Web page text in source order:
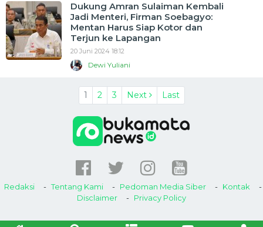
Dukung Amran Sulaiman Kembali
Jadi Menteri, Firman Soebagyo:
Mentan Harus Siap Kotor dan
Terjun ke Lapangan
20 Juni 2024 18:12
Dewi Yuliani
1 2 3 Next Last
Redaksi Tentang Kami Pedoman Media Siber
Kontak
Disclaimer
Privacy Policy